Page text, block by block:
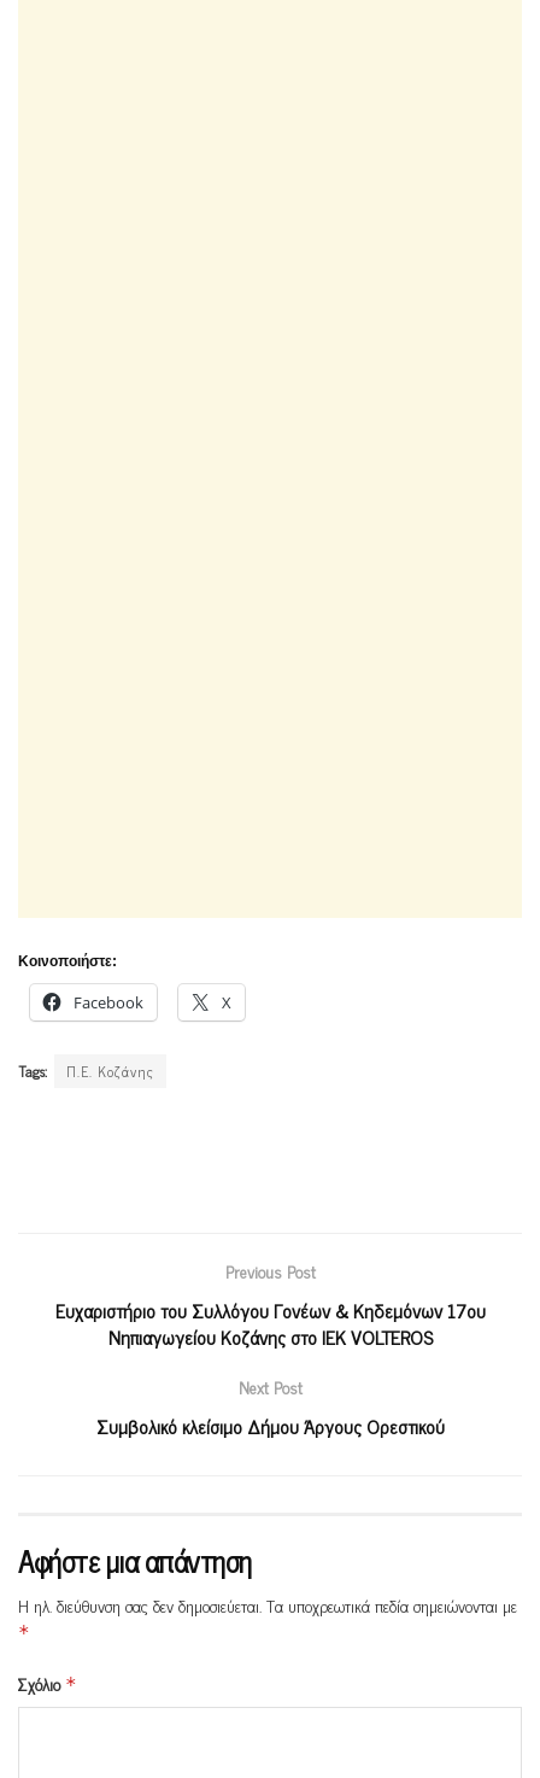
Κοινοποιήστε:
Facebook X
Tags: Π.Ε. Κοζάνης
Previous Post
Ευχαριστήριο του Συλλόγου Γονέων & Κηδεμόνων 17ου
Νηπιαγωγείου Κοζάνης στο ΙΕΚ VOLTEROS
Next Post
Συμβολικό κλείσιμο Δήμου Άργους Ορεστικού
Αφήστε μια απάντηση
Η ηλ. διεύθυνση σας δεν δημοσιεύεται.Τα υποχρεωτικά πεδία σημειώνονται με
*
Σχόλιο *